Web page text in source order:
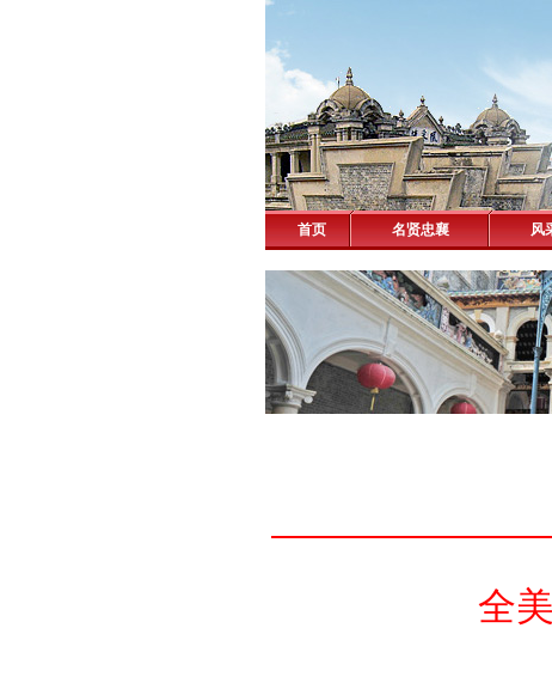
首页 名贤忠襄 风
全